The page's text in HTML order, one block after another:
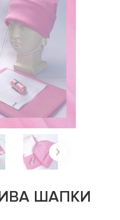
ШАПКИ